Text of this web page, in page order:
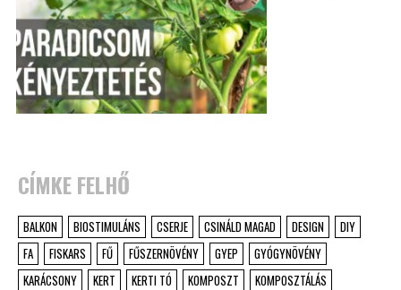
CÍMKE FELHŐ
BALKON BIOSTIMULÁNS CSERJE CSINÁLD MAGAD DESIGN
DIY
FA
FISKARS FŰ FŰSZERNÖVÉNY GYEP
GYÓGYNÖVÉNY
KARÁCSONY
KERT KERTI TÓ KOMPOSZT
KOMPOSZTÁLÁS